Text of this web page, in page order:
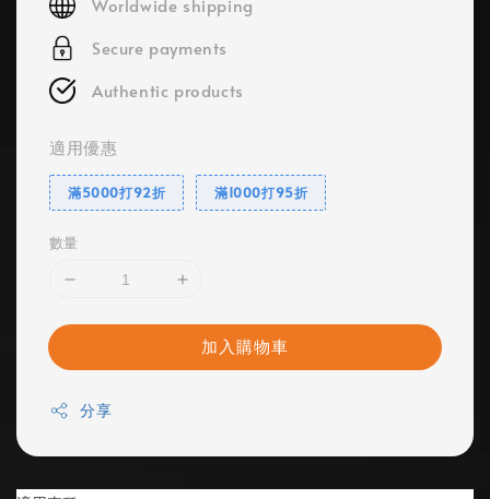
Worldwide shipping
Secure payments
Authentic products
適用優惠
滿5000打92折 滿1000打95折
數量
加入購物車
分享